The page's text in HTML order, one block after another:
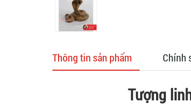
Thông tin sản phẩm Chính
Tượng